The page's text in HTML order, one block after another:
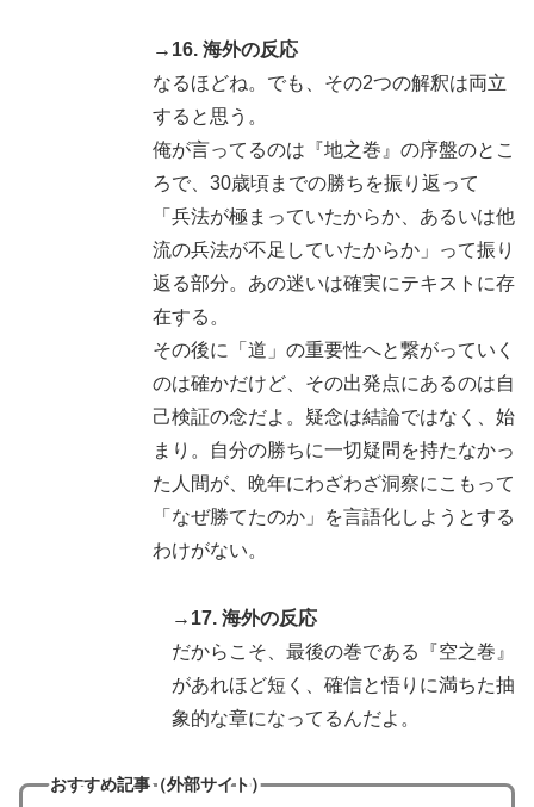
→16. 海外の反応
なるほどね。でも、その2つの解釈は両立
すると思う。
俺が言ってるのは『地之巻』の序盤のとこ
ろで、30歳頃までの勝ちを振り返って
「兵法が極まっていたからか、あるいは他
流の兵法が不足していたからか」って振り
返る部分。あの迷いは確実にテキストに存
在する。
その後に「道」の重要性へと繋がっていく
のは確かだけど、その出発点にあるのは自
己検証の念だよ。疑念は結論ではなく、始
まり。自分の勝ちに一切疑問を持たなかっ
た人間が、晩年にわざわざ洞察にこもって
「なぜ勝てたのか」を言語化しようとする
わけがない。
→17. 海外の反応
だからこそ、最後の巻である『空之巻』
があれほど短く、確信と悟りに満ちた抽
象的な章になってるんだよ。
おすすめ記事（外部サイト）